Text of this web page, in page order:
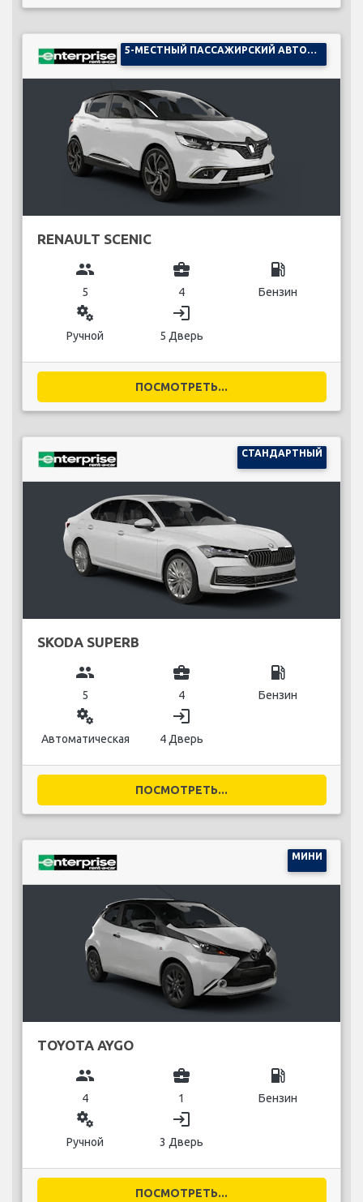
RENAULT SCENIC
group
5
business_center
4
local_gas_station
Бензин
miscellaneous_services
Ручной
login
5 Дверь
ПОСМОТРЕТЬ...
СТАНДАРТНЫЙ
SKODA SUPERB
group
5
business_center
4
local_gas_station
Бензин
miscellaneous_services
Автоматическая
login
4 Дверь
ПОСМОТРЕТЬ...
МИНИ
TOYOTA AYGO
group
4
business_center
1
local_gas_station
Бензин
miscellaneous_services
Ручной
login
3 Дверь
ПОСМОТРЕТЬ...